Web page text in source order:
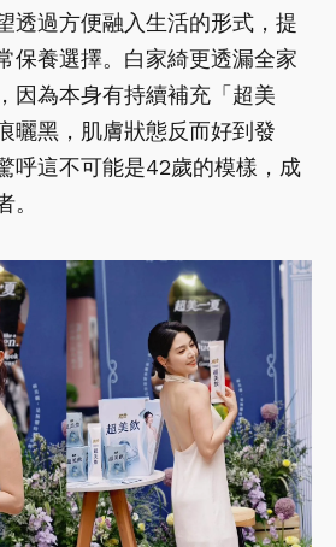
透過方便融入生活的形式，提
保養選擇。白家綺更透漏全家
因為本身有持續補充「超美
曬黑，肌膚狀態反而好到發
呼這不可能是42歲的模樣，成